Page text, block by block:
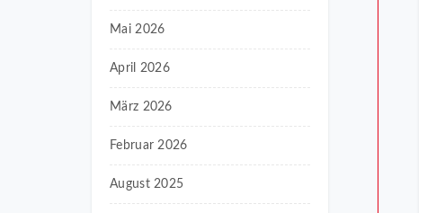
Mai 2026
April 2026
März 2026
Februar 2026
August 2025